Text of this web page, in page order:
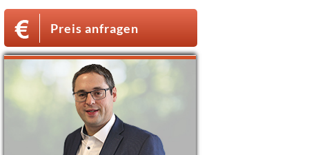
Preis anfragen